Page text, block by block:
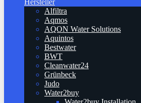
Hersteller
Alfiltra
Aqmos
AQON Water Solutions
Aquintos
Bestwater
BWT
Cleanwater24
Grünbeck
Judo
Water2buy